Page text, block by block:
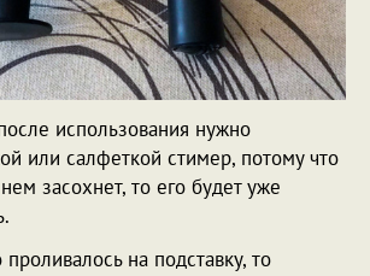
использования нужно
или салфеткой стимер, потому что
засохнет, то его будет уже
на подставку, то